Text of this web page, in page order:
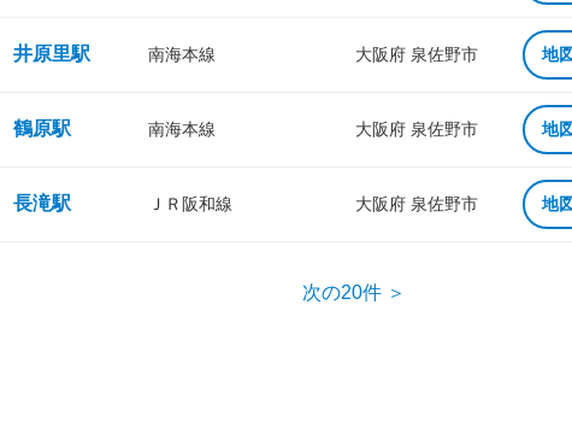
井原里駅 南海本線 大阪府 泉佐野市 地
鶴原駅 南海本線 大阪府 泉佐野市 地
長滝駅 ＪＲ阪和線 大阪府 泉佐野市 地
次の20件 ＞